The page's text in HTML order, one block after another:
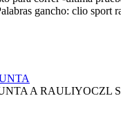
A RAULIYOCZL
poder realizar la consulta